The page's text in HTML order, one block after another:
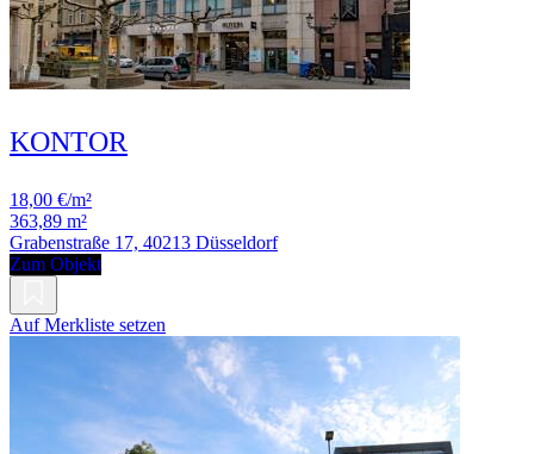
KONTOR
18,00 €/m²
363,89 m²
Grabenstraße 17, 40213 Düsseldorf
Zum Objekt
Auf Merkliste setzen